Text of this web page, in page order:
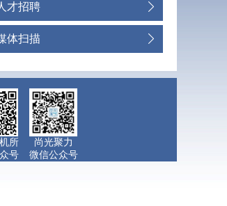
才招聘
体扫描
所
号
尚光聚力
微信公众号